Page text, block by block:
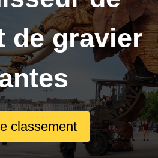
de gravier
classement